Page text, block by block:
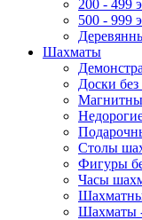
200 - 499
500 - 999
Шахматы
Доски
Столы
Фигуры
Часы
Шахматы